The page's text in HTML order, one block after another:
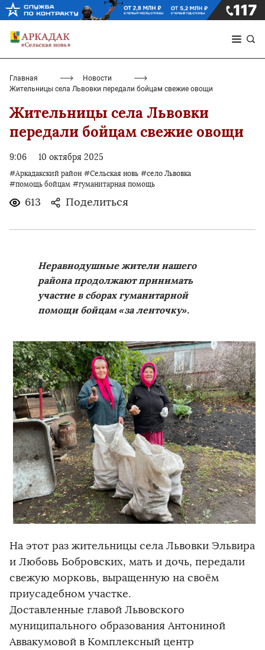
Главная
Новости
Жительницы села Львовки передали бойцам свежие овощи
Жительницы села Львовки
передали бойцам свежие овощи
9:06 10 октября 2025
#Аркадакский район #Сельская новь #село Львовка
#помощь бойцам #гуманитарная помощь
613 Поделиться
Неравнодушные жители нашего
района продолжают принимать
участие в сборах гуманитарной
помощи бойцам «за ленточку».
На этот раз жительницы села Львовки Эльвира
и Любовь Бобровских, мать и дочь, передали
свежую морковь, выращенную на своём
приусадебном участке.
Доставленные главой Львовского
муниципального образования Антониной
Аввакумовой в Комплексный центр